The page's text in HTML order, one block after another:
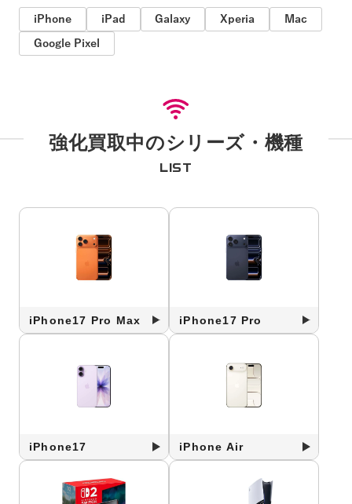
iPhone iPad Galaxy Xperia
Mac
Google Pixel
強化買取中のシリーズ・機種
LIST
iPhone17 Pro Max iPhone17 Pro
iPhone17 iPhone Air